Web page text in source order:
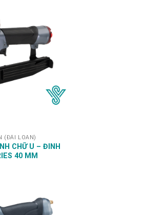
(ĐÀI LOAN)
CHỮ U – ĐINH
40 MM